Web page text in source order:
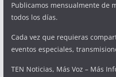
Publicamos mensualmente de
todos los días.
Cada vez que requieras
eventos especiales,
TEN Noticias, Más Voz – Más